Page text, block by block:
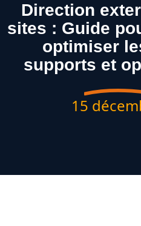
Direction
sites : Guide
optimiser
supports et
15